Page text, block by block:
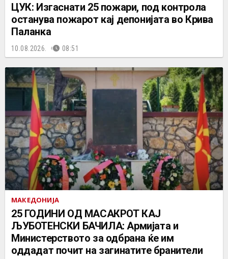
ЦУК: Изгаснати 25 пожари, под контрола
останува пожарот кај депонијата во Крива
Паланка
10.08.2026. 08:51
МАКЕДОНИЈА
25 ГОДИНИ ОД МАСАКРОТ КАЈ
ЉУБОТЕНСКИ БАЧИЛА: Армијата и
Министерството за одбрана ќе им
оддадат почит на загинатите бранители